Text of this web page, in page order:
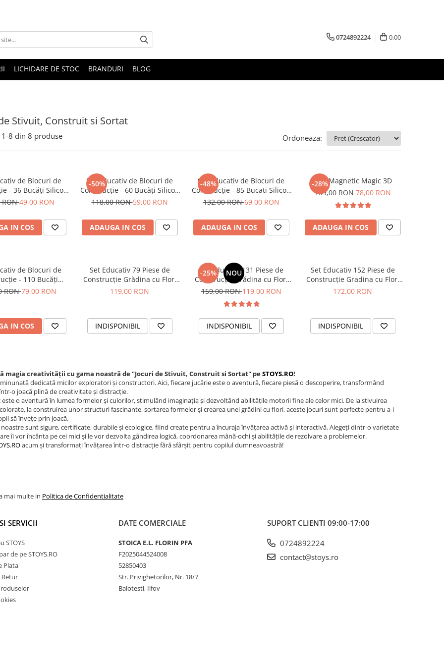
0724892224 0,00
LICHIDARE DE STOC BRANDURI BLOG
Stivuit, Construit si Sortat
1-8 din 8 produse Ordoneaza:
de Blocuri de
- 36 Bucăți Silicon
în Cutie pentru
RON49,00 RON
IN COS
-50%
Set Educativ de Blocuri de
Construcție - 60 Bucăți Silicon
Moi, Colorate în Cutie pentru
118,00 RON59,00 RON
ADAUGA IN COS
-48%
Set Educativ de Blocuri de
Construcție - 85 Bucati Silicon
Moi, Colorate in Cutie pentru
132,00 RON69,00 RON
ADAUGA IN COS
-28%
Cub Magnetic Magic 3D
109,00 RON78,00 RON
ADAUGA IN COS
de Blocuri de
- 110 Bucăți
Colorate în Cutie
RON79,00 RON
IN COS
Set Educativ 79 Piese de
Construcție Grădina cu Flori
cu Sac Depozitare Inclus
119,00 RON
INDISPONIBIL
-25% NOU
Set Educativ 131 Piese de
Construcție Grădina cu Flori
cu Cutie si Sac Depozitare
159,00 RON119,00 RON
INDISPONIBIL
Set Educativ 152 Piese de
Construcție Gradina cu Flori
cu Cutie si Sac Depozitare
172,00 RON
INDISPONIBIL
magia creativității cu gama noastră de "Jocuri de Stivuit, Construit si Sortat" peSTOYS.RO!
dedicată micilor exploratori și constructori. Aici, fiecare jucărie este o aventură, fiecare piesă o descoperire, transformând
o joacă plină de creativitate și distracție.
este o aventură în lumea formelor și culorilor, stimulând imaginația și dezvoltând abilitățile motorii fine ale celor mici. De la stivuirea
la construirea unor structuri fascinante, sortarea formelor și crearea unei grădini cu flori, aceste jocuri sunt perfecte pentru a-i
să învețe prin joacă.
sunt sigure, certificate, durabile și ecologice, fiind create pentru a încuraja învățarea activă și interactivă. Alegeți dintr-o varietate
îi vor încânta pe cei mici și le vor dezvolta gândirea logică, coordonarea mână-ochi și abilitățile de rezolvare a problemelor.
acum și transformați învățarea într-o distracție fără sfârșit pentru copilul dumneavoastră!
mai multe in Politica de Confidentialitate
SERVICII
STOYS
de pe STOYS.RO
Plata
Retur
DATE COMERCIALE
STOICA E.L. FLORIN PFA
F2025044524008
52850403
Str. Privighetorilor, Nr. 18/7
Balotesti, Ilfov
SUPORT CLIENTI 09:00-17:00
0724892224
contact@stoys.ro